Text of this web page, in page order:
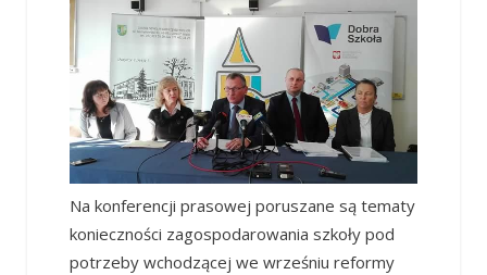
Na konferencji prasowej poruszane są tematy
konieczności zagospodarowania szkoły pod
potrzeby wchodzącej we wrześniu reformy